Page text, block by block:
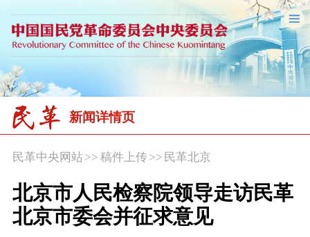
新闻详情页
民革中央网站>> 稿件上传 >> 民革北京
北京市人民检察院领导走访民革
北京市委会并征求意见